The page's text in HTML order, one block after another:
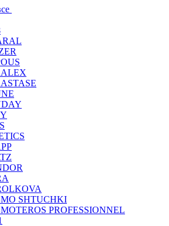
SHTUCHKI
PROFESSIONNEL